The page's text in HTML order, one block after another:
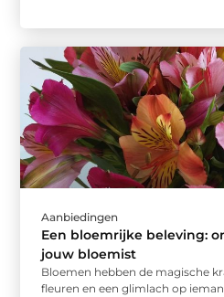
Aanbiedingen
Een bloemrijke beleving:
jouw bloemist
Bloemen hebben de magische
fleuren en een glimlach op